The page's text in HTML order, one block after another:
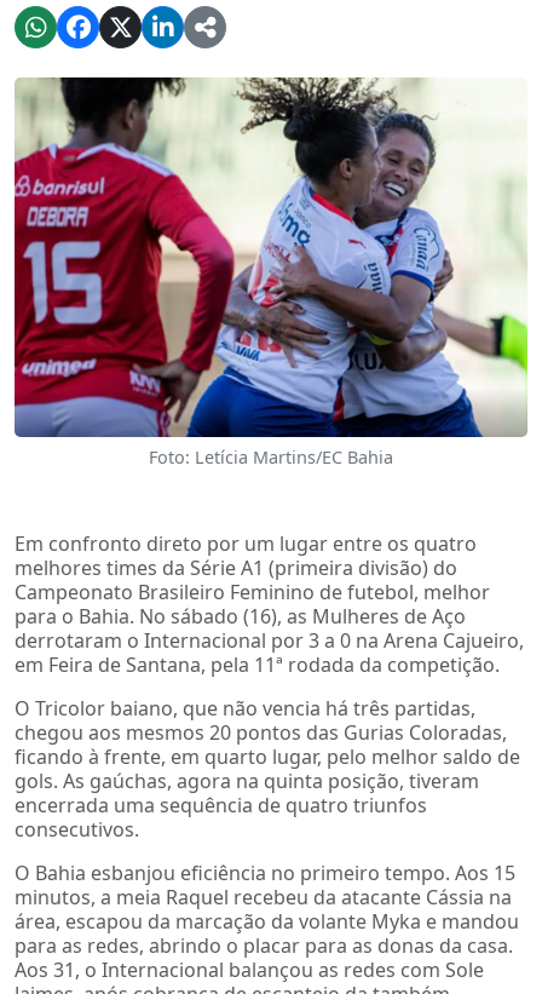
Foto: Letícia Martins/EC Bahia
Em confronto direto por um lugar entre os quatro
melhores times da Série A1 (primeira divisão) do
Campeonato Brasileiro Feminino de futebol, melhor
para o Bahia. No sábado (16), as Mulheres de Aço
derrotaram o Internacional por 3 a 0 na Arena Cajueiro,
em Feira de Santana, pela 11ª rodada da competição.
O Tricolor baiano, que não vencia há três partidas,
chegou aos mesmos 20 pontos das Gurias Coloradas,
ficando à frente, em quarto lugar, pelo melhor saldo de
gols. As gaúchas, agora na quinta posição, tiveram
encerrada uma sequência de quatro triunfos
consecutivos.
O Bahia esbanjou eficiência no primeiro tempo. Aos 15
minutos, a meia Raquel recebeu da atacante Cássia na
área, escapou da marcação da volante Myka e mandou
para as redes, abrindo o placar para as donas da casa.
Aos 31, o Internacional balançou as redes com Sole